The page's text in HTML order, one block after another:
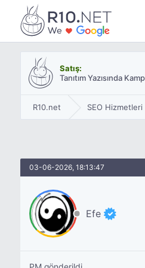
Satış:
Tanıtım Yazısında
R10.net SEO Hizmetleri
03-06-2026, 18:13:47
Efe